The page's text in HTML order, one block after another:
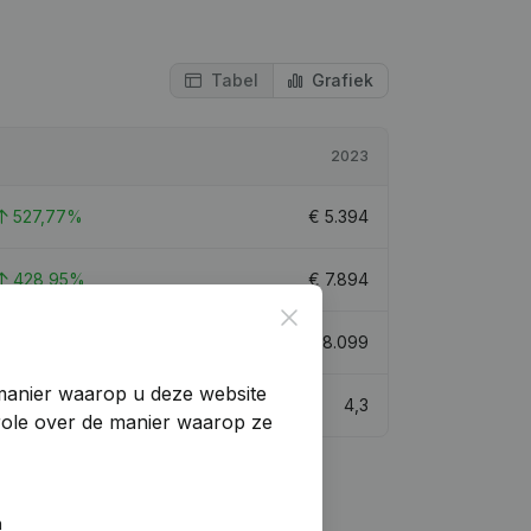
Tabel Grafiek
2023
527,77% € 5.394
428,95% € 7.894
328.099
4,3
Close
waarop u deze website
over de manier waarop ze